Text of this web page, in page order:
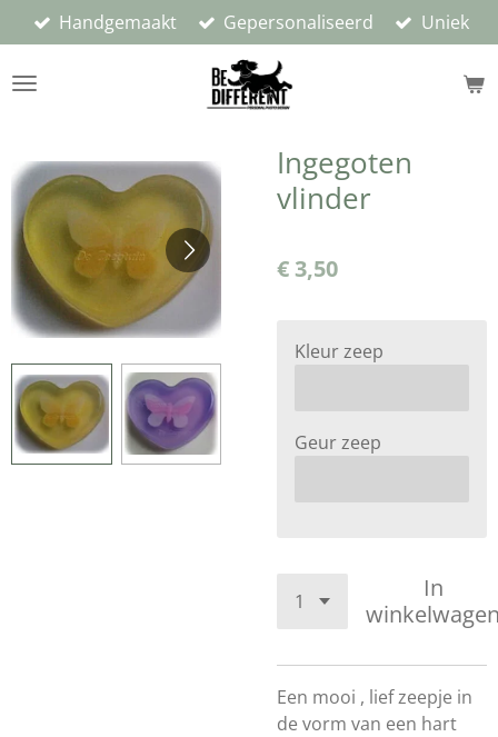
direct
naar
Handgemaakt Gepersonaliseerd Uniek
Ingegoten
vlinder
€ 3,50
Kleur zeep
Geur zeep
In
Een mooi , lief zeepje in
de vorm van een hart